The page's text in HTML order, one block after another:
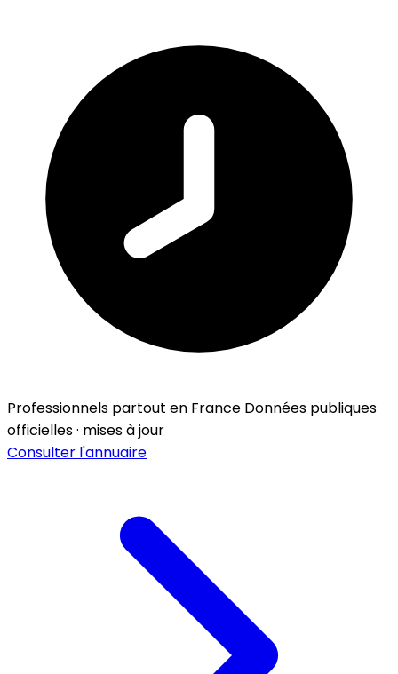
Professionnels partout en France Données publiques
officielles · mises à jour
Consulter l'annuaire